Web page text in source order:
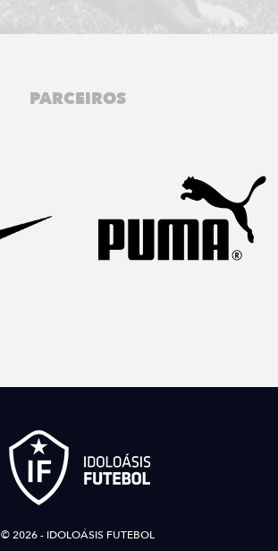
PARCEIROS
© 2026 - IDOLOÁSIS FUTEBOL